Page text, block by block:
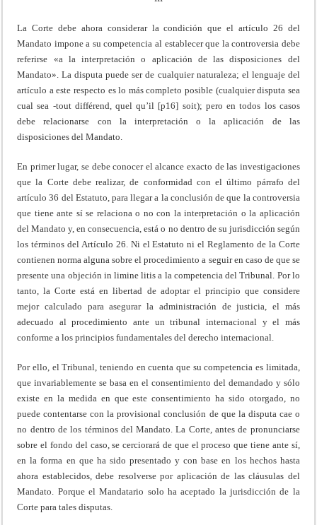
La Corte debe ahora considerar la condición que el artículo 26 del
Mandato impone a su competencia al establecer que la controversia debe
referirse «a la interpretación o aplicación de las disposiciones del
Mandato». La disputa puede ser de cualquier naturaleza; el lenguaje del
artículo a este respecto es lo más completo posible (cualquier disputa sea
cual sea -tout différend, quel qu’il [p16] soit); pero en todos los casos
debe relacionarse con la interpretación o la aplicación de las
disposiciones del Mandato.
En primer lugar, se debe conocer el alcance exacto de las investigaciones
que la Corte debe realizar, de conformidad con el último párrafo del
artículo 36 del Estatuto, para llegar a la conclusión de que la controversia
que tiene ante sí se relaciona o no con la interpretación o la aplicación
del Mandato y, en consecuencia, está o no dentro de su jurisdicción según
los términos del Artículo 26. Ni el Estatuto ni el Reglamento de la Corte
contienen norma alguna sobre el procedimiento a seguir en caso de que se
presente una objeción in limine litis a la competencia del Tribunal. Por lo
tanto, la Corte está en libertad de adoptar el principio que considere
mejor calculado para asegurar la administración de justicia, el más
adecuado al procedimiento ante un tribunal internacional y el más
conforme a los principios fundamentales del derecho internacional.
Por ello, el Tribunal, teniendo en cuenta que su competencia es limitada,
que invariablemente se basa en el consentimiento del demandado y sólo
existe en la medida en que este consentimiento ha sido otorgado, no
puede contentarse con la provisional conclusión de que la disputa cae o
no dentro de los términos del Mandato. La Corte, antes de pronunciarse
sobre el fondo del caso, se cerciorará de que el proceso que tiene ante sí,
en la forma en que ha sido presentado y con base en los hechos hasta
ahora establecidos, debe resolverse por aplicación de las cláusulas del
Mandato. Porque el Mandatario solo ha aceptado la jurisdicción de la
Corte para tales disputas.